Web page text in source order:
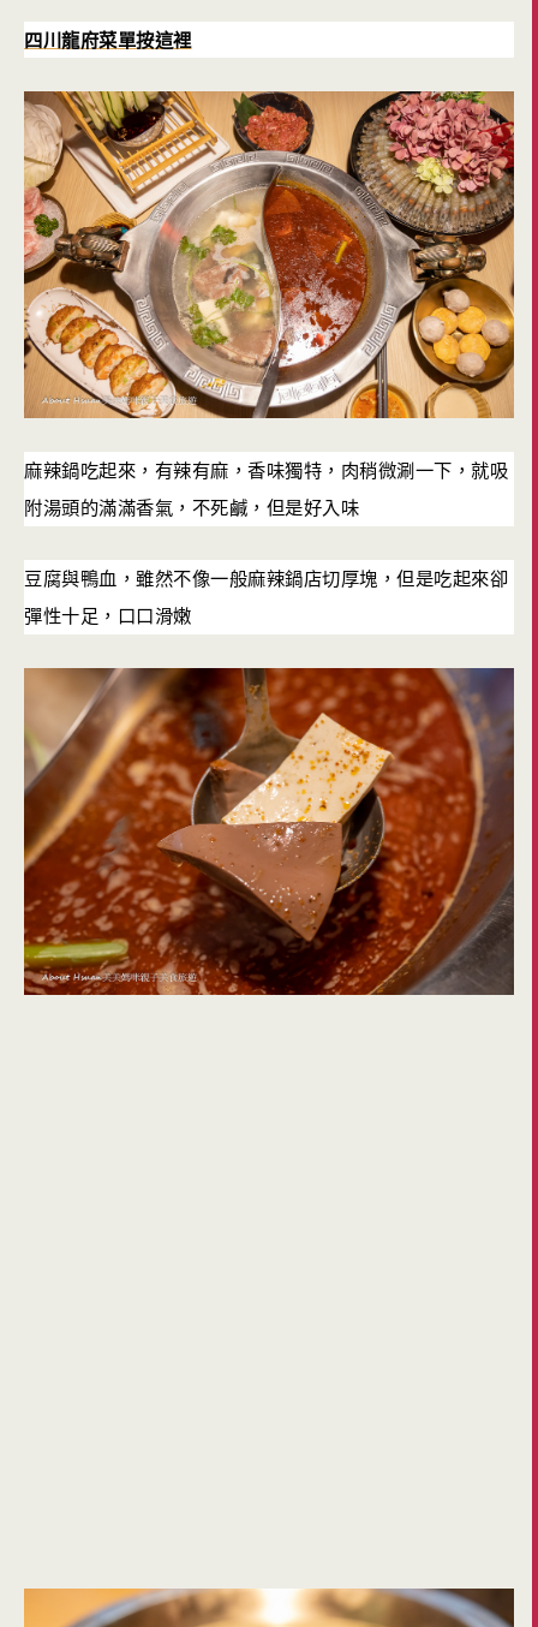
四川龍府菜單按這裡
麻辣鍋吃起來，有辣有麻，香味獨特，肉稍微涮一下，就吸
附湯頭的滿滿香氣，不死鹹，但是好入味
豆腐與鴨血，雖然不像一般麻辣鍋店切厚塊，但是吃起來卻
彈性十足，口口滑嫩